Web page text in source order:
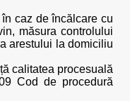
caz de încălcare cu
măsura controlului
arestului la domiciliu
calitatea procesuală
Cod de procedură